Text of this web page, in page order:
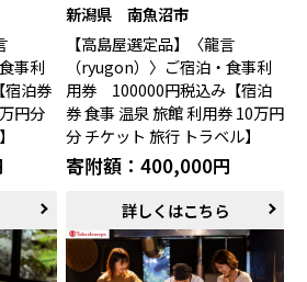
西海市（長崎県）
指宿市（鹿児島県）
事利
泊券
円分
新潟県 南魚沼市
【高島屋選定品】〈龍言
（ryugon）〉ご宿泊・食事利
用券 100000円税込み【宿泊
券 食事 温泉 旅館 利用券 10万円
分 チケット 旅行 トラベル】
寄附額：400,000円
詳しくはこちら